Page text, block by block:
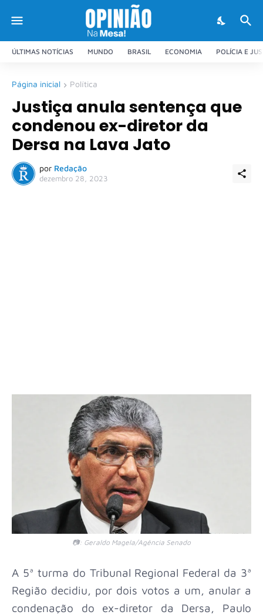
ÚLTIMAS NOTÍCIAS MUNDO BRASIL ECONOMIA POLÍCIA E
Página inicial Política
Justiça anula sentença que
condenou ex-diretor da
Dersa na Lava Jato
por Redação
dezembro 28, 2023
📷: Geraldo Magela/Agência Senado
A 5ª turma do Tribunal Regional Federal da 3ª
Região decidiu, por dois votos a um, anular a
condenação do ex-diretor da Dersa, Paulo